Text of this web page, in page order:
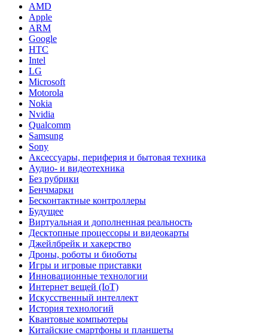
AMD
Apple
ARM
Google
HTC
Intel
LG
Microsoft
Motorola
Nokia
Nvidia
Qualcomm
Samsung
Sony
Аксессуары, периферия и бытовая техника
Аудио- и видеотехника
Без рубрики
Бенчмарки
Бесконтактные контроллеры
Будущее
Виртуальная и дополненная реальность
Десктопные процессоры и видеокарты
Джейлбрейк и хакерство
Дроны, роботы и биоботы
Игры и игровые приставки
Инновационные технологии
Интернет вещей (IoT)
Искусственный интеллект
История технологий
Квантовые компьютеры
Китайские смартфоны и планшеты